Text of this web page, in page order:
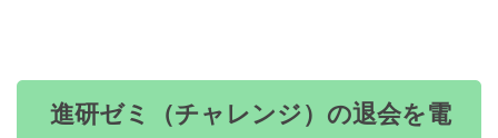
進研ゼミ（チャレンジ）の退会を電